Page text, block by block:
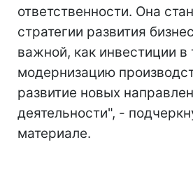
ответственности. Она
стратегии развития
важной, как инвестиции в
модернизацию
развитие новых
деятельности", -
материале.